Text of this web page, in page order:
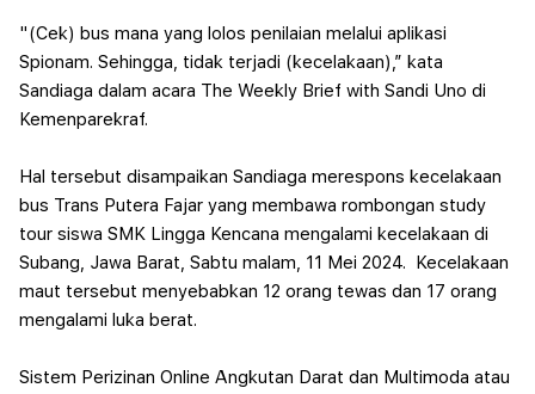
"(Cek) bus mana yang lolos penilaian melalui aplikasi
Spionam. Sehingga, tidak terjadi (kecelakaan),” kata
Sandiaga dalam acara The Weekly Brief with Sandi Uno di
Kemenparekraf.
Hal tersebut disampaikan Sandiaga merespons kecelakaan
bus Trans Putera Fajar yang membawa rombongan study
tour siswa SMK Lingga Kencana mengalami kecelakaan di
Subang, Jawa Barat, Sabtu malam, 11 Mei 2024. Kecelakaan
maut tersebut menyebabkan 12 orang tewas dan 17 orang
mengalami luka berat.
Sistem Perizinan Online Angkutan Darat dan Multimoda atau